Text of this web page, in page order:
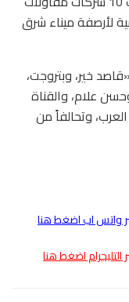
لأرصفة ميناء شرق
هى «قاصد خير، وبتروجت،
علام، والقناة
وتحالفاً من
واتس اب اضغط هنا
التليجرام اضغط هنا